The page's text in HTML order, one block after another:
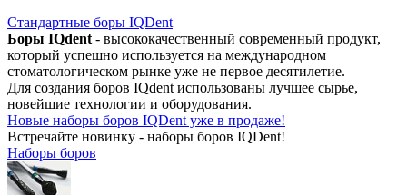
Стандартные боры IQDent
Боры IQdent - высококачественный современный продукт,
который успешно используется на международном
стоматологическом рынке уже не первое десятилетие.
Для создания боров IQdent использованы лучшее сырье,
новейшие технологии и оборудования.
Новые наборы боров IQDent уже в продаже!
Встречайте новинку - наборы боров IQDent!
Наборы боров